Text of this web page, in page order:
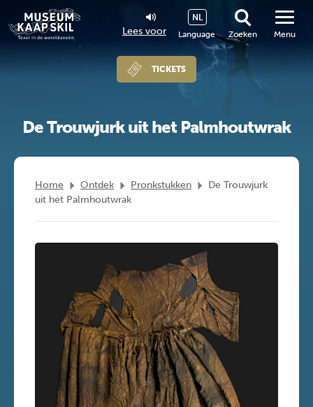
Lees voor Language
NL
Zoeken
TICKETS
Menu
De Trouwjurk uit het Palmhoutwrak
Home Ontdek Pronkstukken
De Trouwjurk
uit het Palmhoutwrak